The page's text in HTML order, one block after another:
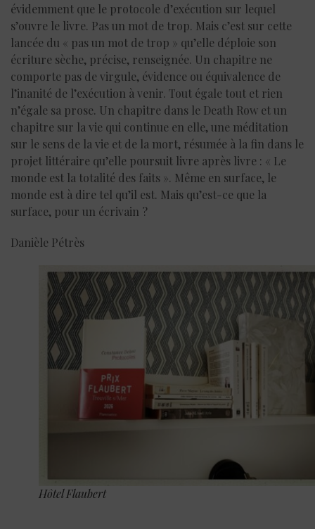
évidemment que le protocole d’exécution sur lequel
s’ouvre le livre. Pas un mot de trop. Mais c’est sur cette
lancée du « pas un mot de trop » qu’elle déploie son
écriture sèche, précise, renseignée. Un chapitre ne
comporte pas de virgule, évidence ou équivalence de
l’inanité de l’exécution à venir. Tout égale tout et rien
n’égale sa prose. Un chapitre dans le Death Row et un
chapitre sur la vie qui continue en elle, une méditation
sur le sens de la vie et de la mort, résumée à la fin dans le
projet littéraire qu’elle poursuit livre après livre : « Le
monde est la totalité des faits ». Même en surface, le
monde est à dire tel qu’il est. Mais qu’est-ce que la
surface, pour un écrivain ?
Danièle Pétrès
Hôtel Flaubert